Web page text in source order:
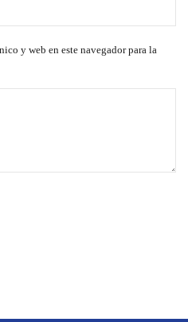
y web en este navegador para la